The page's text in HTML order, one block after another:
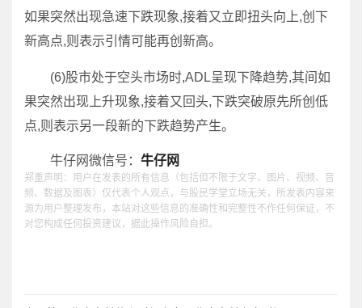
如果突然出现急速下跌现象,接着又立即扭头向上,创下
新高点,则表示引情可能再创新高。
(6)股市处于空头市场时,ADL呈现下降趋势,其间如
果突然出现上升现象,接着又回头,下跌突破原先所创低
点,则表示另一段新的下跌趋势产生。
牛仔网微信号： 牛仔网
郑重声明：用户在发表的所有信息（包括但不限于文字、图片、视频、音
频、数据及图表）仅代表个人观点，与股民学堂立场无关，所发表内容来
源为用户整理发布，本站对这些信息的准确性和完整性不作任何保证，不
对您构成任何投资建议，据此操作风险自担。